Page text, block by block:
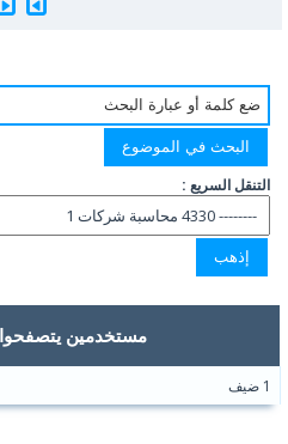
التنقل السريع :
مستخدمين